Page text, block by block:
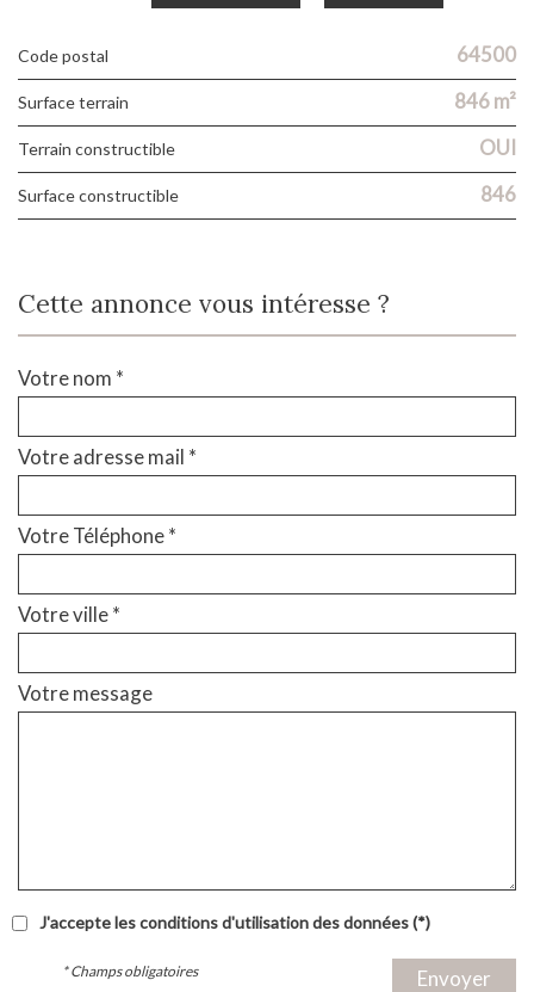
Code postal 64500
surface terrain 846 m²
Terrain constructible OUI
Surface constructible 846
Cette annonce vous intéresse ?
Votre nom *
Votre adresse mail *
Votre Téléphone *
Votre ville *
Votre message
J'accepte les conditions d'utilisation des données (*)
Envoyer
* Champs obligatoires